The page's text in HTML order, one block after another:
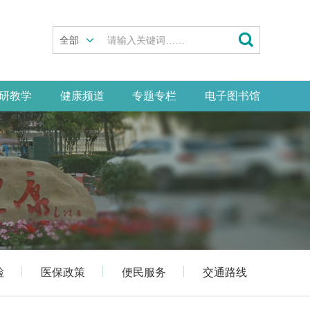
全部 
教学 健康频道 专题专栏 电子图书馆
医保政策 便民服务 交通路线